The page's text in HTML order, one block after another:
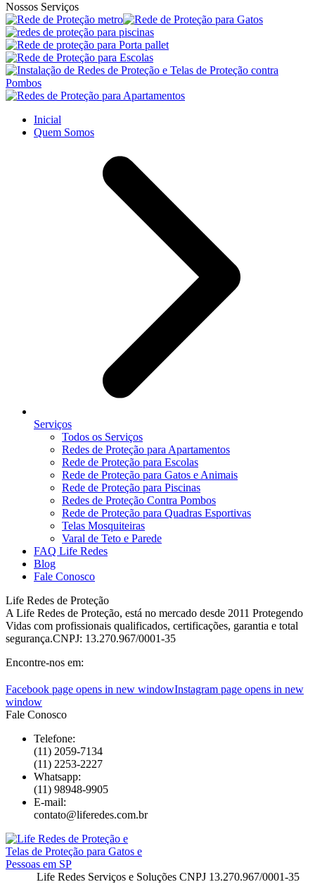
Nossos Serviços
Inicial
Quem Somos
Serviços
Todos os Serviços
Redes de Proteção para Apartamentos
Rede de Proteção para Escolas
Rede de Proteção para Gatos e Animais
Rede de Proteção para Piscinas
Redes de Proteção Contra Pombos
Rede de Proteção para Quadras Esportivas
Telas Mosquiteiras
Varal de Teto e Parede
FAQ Life Redes
Blog
Fale Conosco
Life Redes de Proteção
A Life Redes de Proteção, está no mercado desde 2011 Protegendo
Vidas com profissionais qualificados, certificações, garantia e total
segurança.CNPJ: 13.270.967/0001-35
Encontre-nos em:
Facebook page opens in new windowInstagram page opens in new
window
Fale Conosco
Telefone:
(11) 2059-7134
(11) 2253-2227
Whatsapp:
(11) 98948-9905
E-mail:
contato@liferedes.com.br
Life Redes Serviços e Soluções CNPJ 13.270.967/0001-35